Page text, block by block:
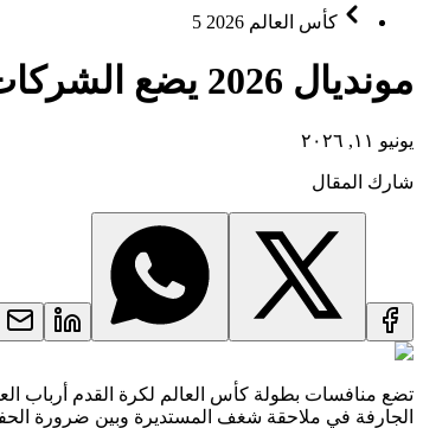
كأس العالم 2026 5
مونديال 2026 يضع الشركات أمام تحدي الإجازات المفتعلة
يونيو ١١, ٢٠٢٦
شارك المقال
تضع منافسات بطولة كأس العالم لكرة القدم أرباب
الجارفة في ملاحقة شغف المستديرة وبين ضرورة